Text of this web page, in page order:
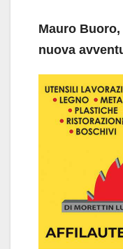
Mauro
nuova